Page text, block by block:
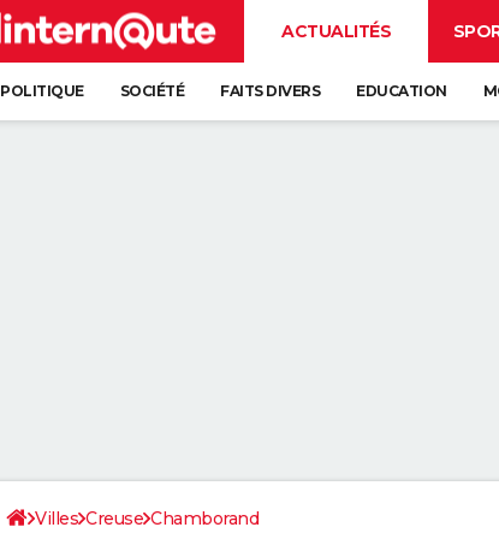
ACTUALITÉS
POLITIQUE SOCIÉTÉ FAITS DIVERS EDUCATION
Villes Creuse Chamborand